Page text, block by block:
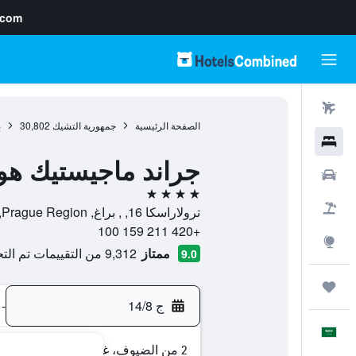
الصفحة الرئيسية جمهورية التشيك 30,802
جراند ماجيستيك
4 نجوم
ترولاراسكا 16, , براغ, Prague Region, جمهورية التشيك
+420 211 159 100
9.0 ممتاز 9,312 من التقييمات تم التحقق منها
ج 14/8 -
2 من الضيوف، غرفة واحدة